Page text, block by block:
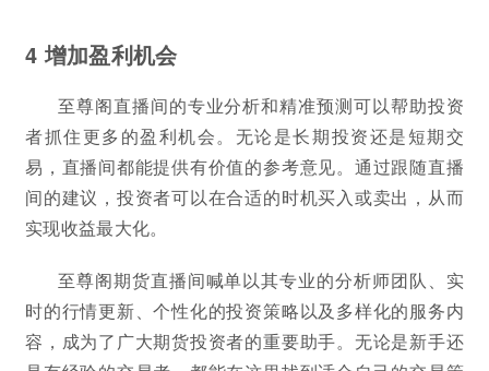
4 增加盈利机会
至尊阁直播间的专业分析和精准预测可以帮助投资
者抓住更多的盈利机会。无论是长期投资还是短期交
易，直播间都能提供有价值的参考意见。通过跟随直播
间的建议，投资者可以在合适的时机买入或卖出，从而
实现收益最大化。
至尊阁期货直播间喊单以其专业的分析师团队、实
时的行情更新、个性化的投资策略以及多样化的服务内
容，成为了广大期货投资者的重要助手。无论是新手还